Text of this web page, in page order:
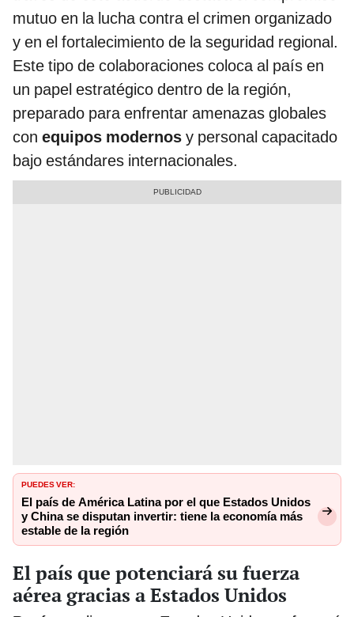
mutuo en la lucha contra el crimen organizado
y en el fortalecimiento de la seguridad regional.
Este tipo de colaboraciones coloca al país en
un papel estratégico dentro de la región,
preparado para enfrentar amenazas globales
con equipos modernos y personal capacitado
bajo estándares internacionales.
PUEDES VER:
El país de América Latina por el que Estados Unidos
y China se disputan invertir: tiene la economía más
estable de la región
El país que potenciará su fuerza
aérea gracias a Estados Unidos